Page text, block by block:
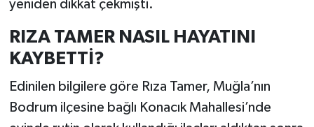
yeniden dikkat çekmişti.
RIZA TAMER NASIL HAYATINI
KAYBETTİ?
Edinilen bilgilere göre Rıza Tamer, Muğla’nın
Bodrum ilçesine bağlı Konacık Mahallesi’nde